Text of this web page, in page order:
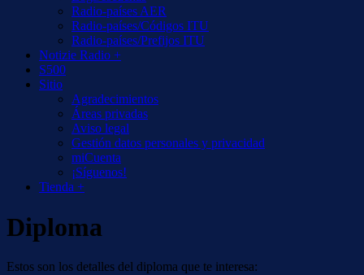
Radio-países AER
Radio-países/Códigos ITU
Radio-países/Prefijos ITU
Notizie Radio +
S500
Sitio
Agradecimientos
Áreas privadas
Aviso legal
Gestión datos personales y privacidad
miCuenta
¡Síguenos!
Tienda +
Diploma
Estos son los detalles del diploma que te interesa: